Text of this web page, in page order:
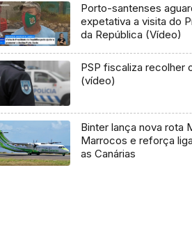
Porto-santenses
expetativa a visita do
da República (Vídeo)
PSP fiscaliza recolher
(vídeo)
Binter lança nova rota
Marrocos e reforça
as Canárias